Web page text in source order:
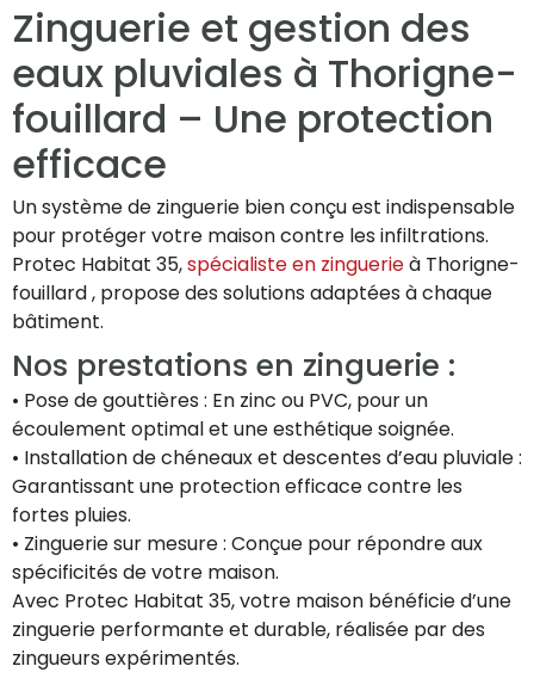
Zinguerie et gestion des
eaux pluviales à Thorigne-
fouillard – Une protection
efficace
Un système de zinguerie bien conçu est indispensable
pour protéger votre maison contre les infiltrations.
Protec Habitat 35,spécialiste en zinguerieà Thorigne-
fouillard , propose des solutions adaptées à chaque
bâtiment.
Nos prestations en zinguerie :
• Pose de gouttières : En zinc ou PVC, pour un
écoulement optimal et une esthétique soignée.
• Installation de chéneaux et descentes d’eau pluviale :
Garantissant une protection efficace contre les
fortes pluies.
• Zinguerie sur mesure : Conçue pour répondre aux
spécificités de votre maison.
Avec Protec Habitat 35, votre maison bénéficie d’une
zinguerie performante et durable, réalisée par des
zingueurs expérimentés.